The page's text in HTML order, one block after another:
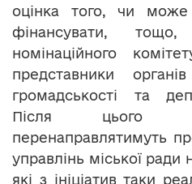
оцінка того, чи
фінансувати,
номінаційного
представники
громадськості та
Після цього
перенаправлятимуть
управлінь міської ради
які з ініціатив таки